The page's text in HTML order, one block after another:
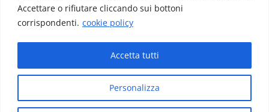
Accettare o rifiutare cliccando sui bottoni
corrispondenti. cookie policy
Personalizza
Accetta tutti
Follow